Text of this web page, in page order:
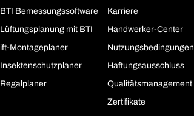
BTI Bemessungssoftware
Lüftungsplanung mit BTI
ift-Montageplaner
Insektenschutzplaner
Regalplaner
Karriere
Handwerker-Center
Nutzungsbedingungen
Haftungsausschluss
Qualitätsmanagement
Zertifikate